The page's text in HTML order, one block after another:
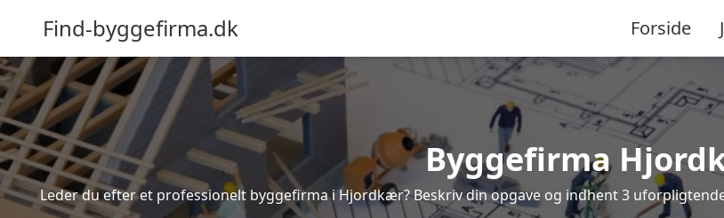
Find-byggefirma.dk Forside
Byggefirma
Leder du efter et professionelt byggefirma i Hjordkær? Beskriv din opgave og indhent 3